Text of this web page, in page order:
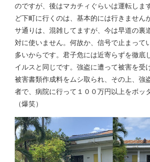
のですが、後はマカチィぐらいは運転しま
ど下町に行くのは、基本的には行きません
サ通りは、混雑してますが、今は早道の裏
対に使いません。何故か、信号で止まって
多いからです。君子危には近寄らずを徹底
イルスと同じです。強盗に遭って被害を受
被害書類作成料をムシ取られ、その上、強
者で、病院に行って１００万円以上をボッ
（爆笑）